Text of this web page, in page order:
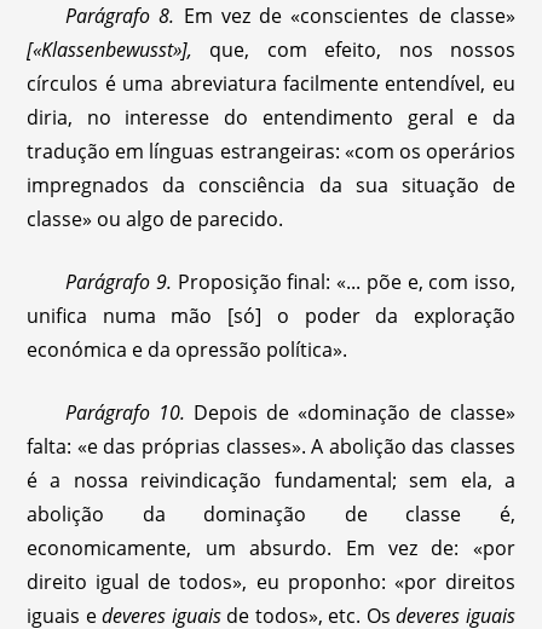
Parágrafo8. Em vez de «conscientes de classe»
[«Klassenbewusst»], que, com efeito, nos nossos
círculos é uma abreviatura facilmente entendível, eu
diria, no interesse do entendimento geral e da
tradução em línguas estrangeiras: «com os operários
impregnados da consciência da sua situação de
classe» ou algo de parecido.
Parágrafo 9. Proposição final: «... põe e, com isso,
unifica numa mão [só] o poder da exploração
económica e da opressão política».
Parágrafo 10. Depois de «dominação de classe»
falta: «e das próprias classes». A abolição das classes
é a nossa reivindicação fundamental; sem ela, a
abolição da dominação de classe é,
economicamente, um absurdo. Em vez de: «por
direito igual de todos», eu proponho: «por direitos
iguais edeveres iguais de todos», etc. Osdeveres iguais